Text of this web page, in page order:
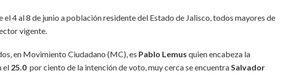
el 4 al 8 de junio a población residente del Estado de Jalisco, todos mayores de
vigente.
en Movimiento Ciudadano (MC), es Pablo Lemus quien encabeza la
el 25.0 por ciento de la intención de voto, muy cerca se encuentraSalvador